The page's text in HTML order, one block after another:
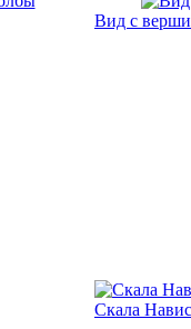
Вид с
Скала